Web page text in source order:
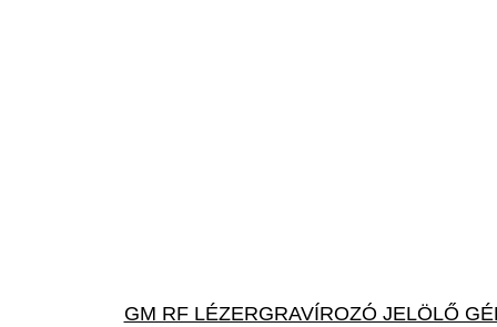
GM RF LÉZERGRAVÍROZÓ JELÖLŐ